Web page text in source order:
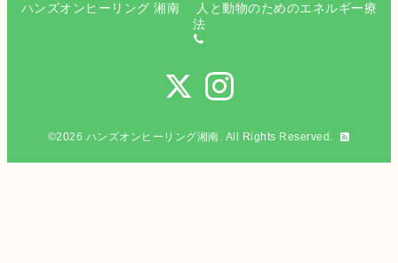
ハンズオンヒーリング 湘南 人と動物のためのエネルギー療
法
©2026 ハンズオンヒーリング湘南. All Rights Reserved.